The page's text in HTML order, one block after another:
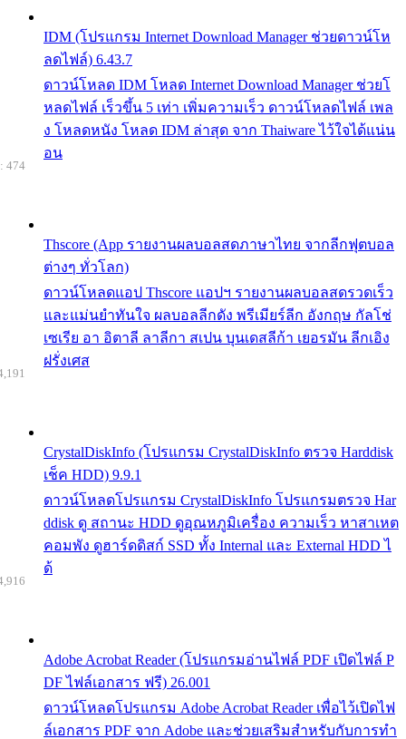
IDM (โปรแกรม Internet Download Manager ช่วยดาวน์โห
ลดไฟล์) 6.43.7
ดาวน์โหลด IDM โหลด Internet Download Manager ช่วยโ
หลดไฟล์ เร็วขึ้น 5 เท่า เพิ่มความเร็ว ดาวน์โหลดไฟล์ เพล
ง โหลดหนัง โหลด IDM ล่าสุด จาก Thaiware ไว้ใจได้แน่น
อน
Thscore (App รายงานผลบอลสดภาษาไทย จากลีกฟุตบอล
ต่างๆ ทั่วโลก)
ดาวน์โหลดแอป Thscore แอปฯ รายงานผลบอลสดรวดเร็ว
และแม่นยำทันใจ ผลบอลลีกดัง พรีเมียร์ลีก อังกฤษ กัลโช่
เซเรีย อา อิตาลี ลาลีกา สเปน บุนเดสลีก้า เยอรมัน ลีกเอิง
ฝรั่งเศส
474
CrystalDiskInfo (โปรแกรม CrystalDiskInfo ตรวจ Harddisk
เช็ค HDD) 9.9.1
ดาวน์โหลดโปรแกรม CrystalDiskInfo โปรแกรมตรวจ Har
ddisk ดู สถานะ HDD ดูอุณหภูมิเครื่อง ความเร็ว หาสาเหต
คอมพัง ดูฮาร์ดดิสก์ SSD ทั้ง Internal และ External HDD ไ
ด้
Adobe Acrobat Reader (โปรแกรมอ่านไฟล์ PDF เปิดไฟล์ P
DF ไฟล์เอกสาร ฟรี) 26.001
ดาวน์โหลดโปรแกรม Adobe Acrobat Reader เพื่อไว้เปิดไฟ
ล์เอกสาร PDF จาก Adobe และช่วยเสริมสำหรับกับการทำ